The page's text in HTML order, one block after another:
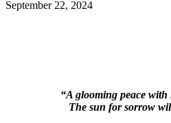
September 22, 2024
“A glooming peace
The sun for sorrow